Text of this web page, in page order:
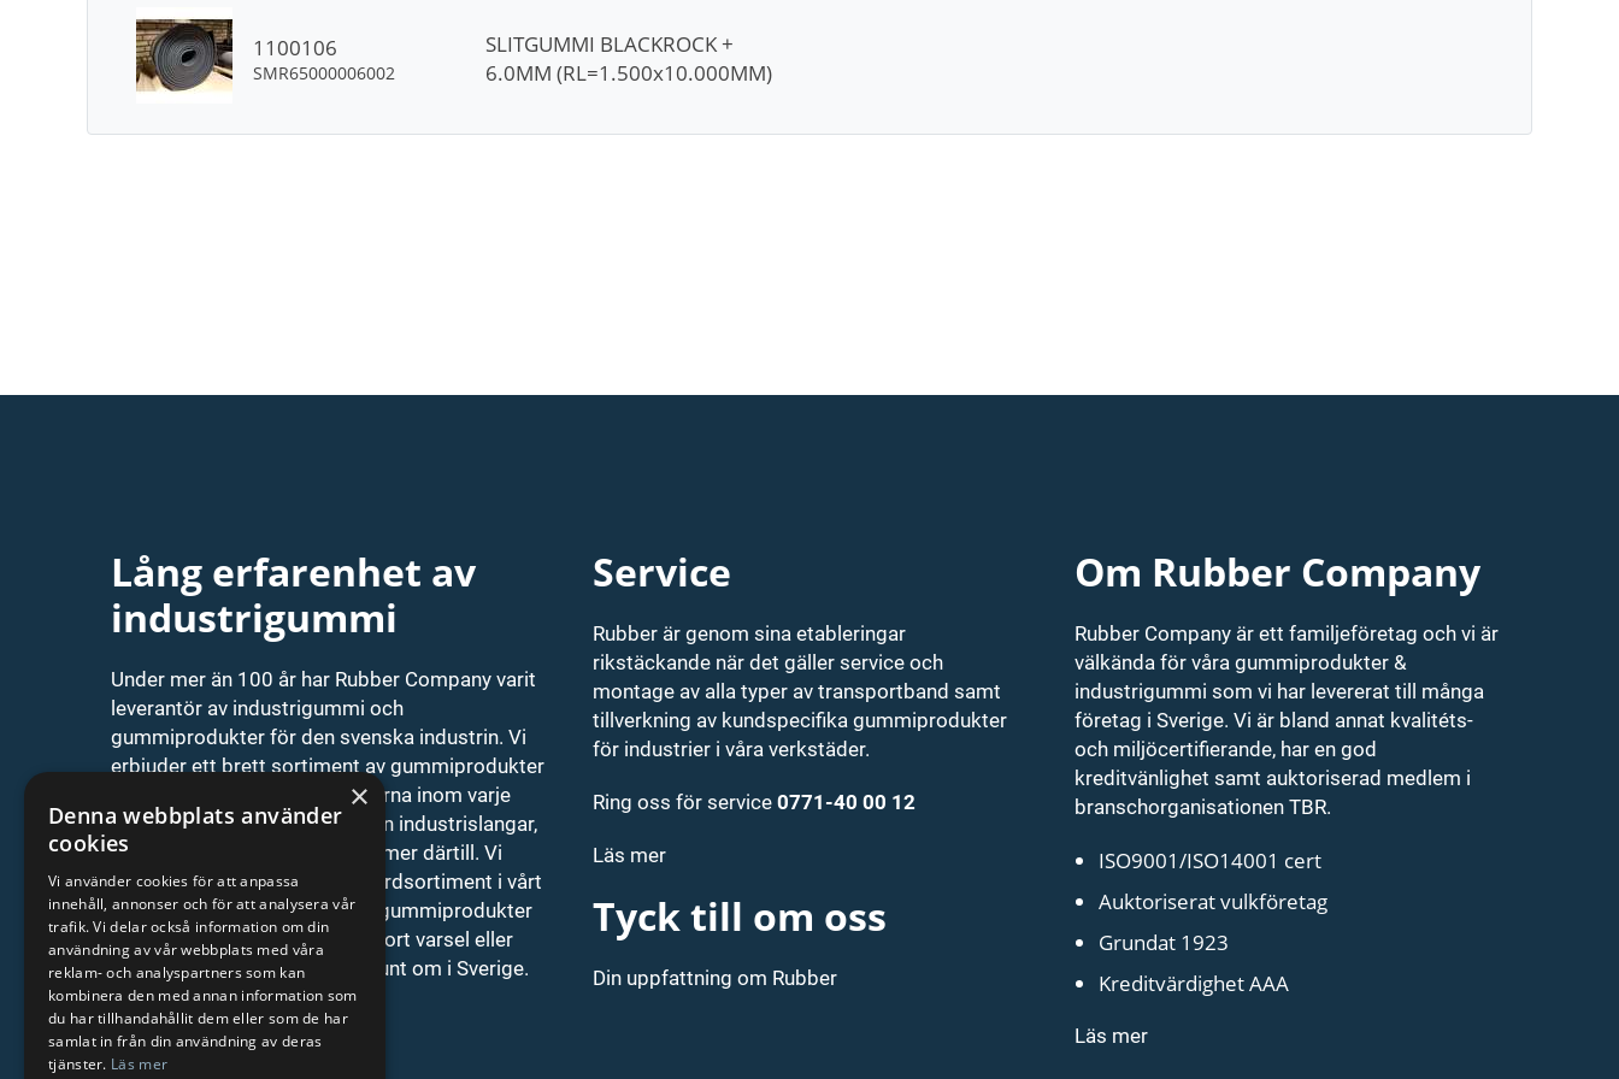
1100106
SMR65000006002
SLITGUMMI BLACKROCK +
6.0MM (RL=1.500x10.000MM)
Lång erfarenhet av
industrigummi
Under mer än 100 år har Rubber Company varit
leverantör av industrigummi och
gummiprodukter för den svenska industrin. Vi
erbjuder ett brett sortiment av gummiprodukter
från de världsledande tillverkarna inom varje
produktområde. Vi har allt ifrån industrislangar,
transportband, isolatorer och mer därtill. Vi
tillhandahåller alltid ett standardsortiment i vårt
lager av gummiprodukter. De gummiprodukter
som är special tas hem med kort varsel eller
tillverkas på våra verkstäder runt om i Sverige.
+46 (0)771-40 00 12
rubber@rubberco.se
Service
Rubber är genom sina etableringar
rikstäckande när det gäller service och
montage av alla typer av transportband samt
tillverkning av kundspecifika gummiprodukter
för industrier i våra verkstäder.
Ring oss för service0771-40 00 12
Läs mer
Tyck till om oss
Din uppfattning om Rubber
Om Rubber Company
Rubber Company är ett familjeföretag och vi är
välkända för våra gummiprodukter &
industrigummi som vi har levererat till många
företag i Sverige. Vi är bland annat kvalitéts-
och miljöcertifierande, har en god
kreditvänlighet samt auktoriserad medlem i
branschorganisationen TBR.
ISO9001/ISO14001 cert
Auktoriserat vulkföretag
Grundat 1923
Kreditvärdighet AAA
Läs mer
×
Denna webbplats använder
cookies
Vi använder cookies för att anpassa
innehåll, annonser och för att analysera vår
trafik. Vi delar också information om din
användning av vår webbplats med våra
reklam- och analyspartners som kan
kombinera den med annan information som
du har tillhandahållit dem eller som de har
samlat in från din användning av deras
tjänster. Läs mer